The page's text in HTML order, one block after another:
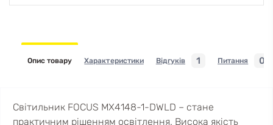
Опис товару Характеристики Відгуків 1 Питання 0
Світильник FOCUS MX4148-1-DWLD – стане
практичним рішенням освітлення. Висока якість